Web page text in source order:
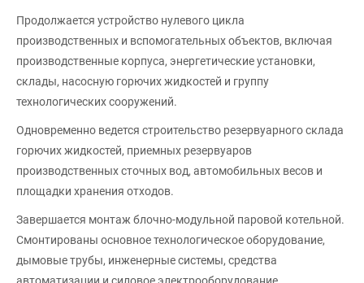
Продолжается устройство нулевого цикла
производственных и вспомогательных объектов, включая
производственные корпуса, энергетические установки,
склады, насосную горючих жидкостей и группу
технологических сооружений.
Одновременно ведется строительство резервуарного склада
горючих жидкостей, приемных резервуаров
производственных сточных вод, автомобильных весов и
площадки хранения отходов.
Завершается монтаж блочно-модульной паровой котельной.
Смонтированы основное технологическое оборудование,
дымовые трубы, инженерные системы, средства